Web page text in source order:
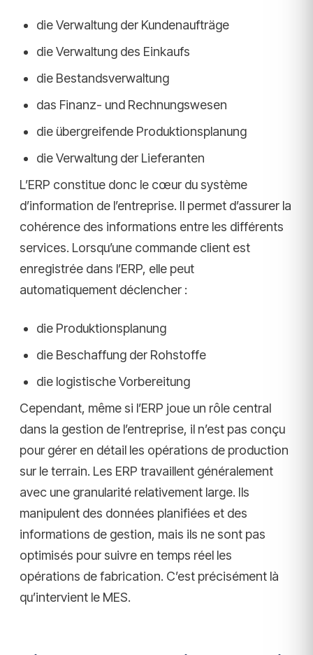
die Verwaltung der Kundenaufträge
die Verwaltung des Einkaufs
die Bestandsverwaltung
das Finanz- und Rechnungswesen
die übergreifende Produktionsplanung
die Verwaltung der Lieferanten
L’ERP constitue donc le cœur du système
d’information de l’entreprise. Il permet d’assurer la
cohérence des informations entre les différents
services. Lorsqu’une commande client est
enregistrée dans l’ERP, elle peut
automatiquement déclencher :
die Produktionsplanung
die Beschaffung der Rohstoffe
die logistische Vorbereitung
Cependant, même si l’ERP joue un rôle central
dans la gestion de l’entreprise, il n’est pas conçu
pour gérer en détail les opérations de production
sur le terrain. Les ERP travaillent généralement
avec une granularité relativement large. Ils
manipulent des données planifiées et des
informations de gestion, mais ils ne sont pas
optimisés pour suivre en temps réel les
opérations de fabrication. C’est précisément là
qu’intervient le MES.